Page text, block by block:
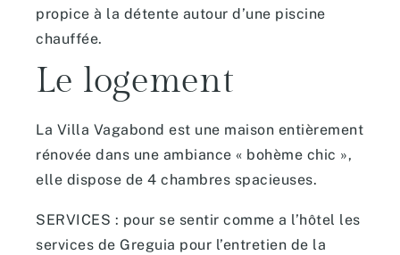
propice à la détente autour d’une piscine
chauffée.
Le logement
La Villa Vagabond est une maison entièrement
rénovée dans une ambiance « bohème chic »,
elle dispose de 4 chambres spacieuses.
SERVICES : pour se sentir comme a l’hôtel les
services de Greguia pour l’entretien de la